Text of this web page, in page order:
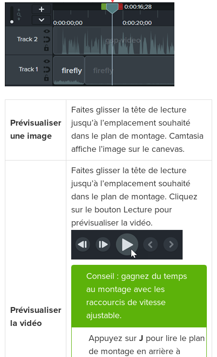
Prévisualiser
une image
Faites glisser la tête de lecture
jusqu’à l’emplacement souhaité
dans le plan de montage. Camtasia
affiche l’image sur le canevas.
Prévisualiser
la vidéo
Faites glisser la tête de lecture
jusqu’à l’emplacement souhaité
dans le plan de montage. Cliquez
sur le bouton Lecture pour
prévisualiser la vidéo.
Conseil : gagnez du temps
au montage avec les
raccourcis de vitesse
ajustable.
Appuyez sur J pour lire le plan
de montage en arrière à